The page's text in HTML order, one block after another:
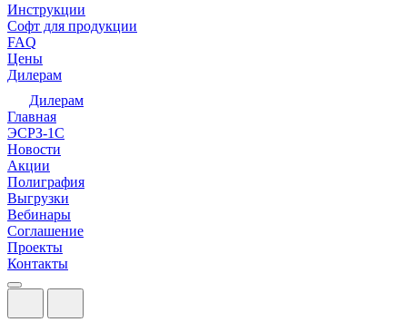
Инструкции
Софт для продукции
FAQ
Цены
Дилерам
Дилерам
Главная
ЭСРЗ-1С
Новости
Акции
Полиграфия
Выгрузки
Вебинары
Соглашение
Проекты
Контакты